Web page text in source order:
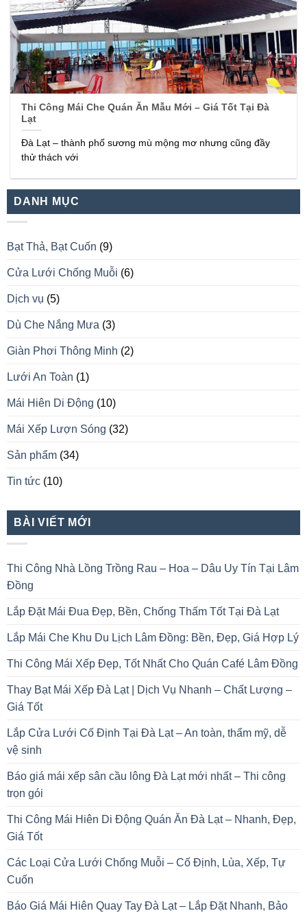
Thi Công Mái Che Quán Ăn Mẫu Mới – Giá Tốt Tại Đà
Lạt
Đà Lạt – thành phố sương mù mộng mơ nhưng cũng đầy
thử thách với
DANH MỤC
Bạt Thả, Bạt Cuốn (9)
Cửa Lưới Chống Muỗi (6)
Dịch vụ (5)
Dù Che Nắng Mưa (3)
Giàn Phơi Thông Minh (2)
Lưới An Toàn (1)
Mái Hiên Di Động (10)
Mái Xếp Lượn Sóng (32)
Sản phẩm (34)
Tin tức (10)
BÀI VIẾT MỚI
Thi Công Nhà Lồng Trồng Rau – Hoa – Dâu Uy Tín Tại Lâm
Đồng
Lắp Đặt Mái Đua Đẹp, Bền, Chống Thấm Tốt Tại Đà Lạt
Lắp Mái Che Khu Du Lịch Lâm Đồng: Bền, Đẹp, Giá Hợp Lý
Thi Công Mái Xếp Đẹp, Tốt Nhất Cho Quán Café Lâm Đồng
Thay Bạt Mái Xếp Đà Lạt | Dịch Vụ Nhanh – Chất Lượng –
Giá Tốt
Lắp Cửa Lưới Cố Định Tại Đà Lạt – An toàn, thẩm mỹ, dễ
vệ sinh
Báo giá mái xếp sân cầu lông Đà Lạt mới nhất – Thi công
trọn gói
Thi Công Mái Hiên Di Động Quán Ăn Đà Lạt – Nhanh, Đẹp,
Giá Tốt
Các Loại Cửa Lưới Chống Muỗi – Cố Định, Lùa, Xếp, Tự
Cuốn
Báo Giá Mái Hiên Quay Tay Đà Lạt – Lắp Đặt Nhanh, Bảo